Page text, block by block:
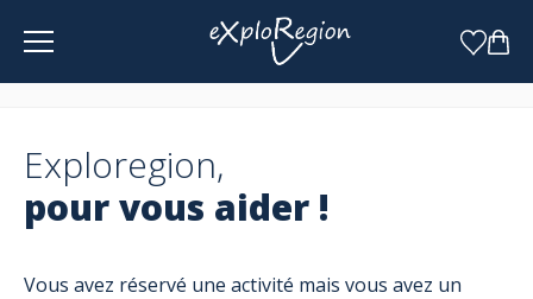
Panneau de gestion des cookies
Exploregion,
pour vous aider !
Vous avez réservé une activité mais vous avez un